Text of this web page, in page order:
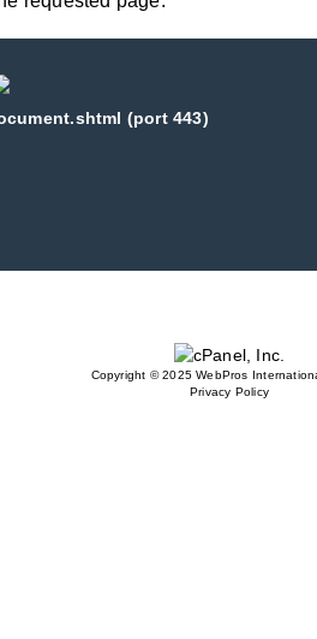
(port 443)
Copyright © 2025 WebPros
Privacy Policy